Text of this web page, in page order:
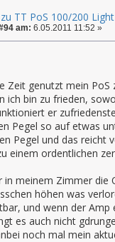
TT PoS 100/200 Light
am: 6.05.2011 11:52 »
Zeit genutzt mein PoS
ich bin zu frieden,
er
Pegel so auf etwas
Pegel und das reicht
einem ordentlichen
in meinem Zimmer die
höhen was
und wenn der Amp
es auch nicht
noch mal mein